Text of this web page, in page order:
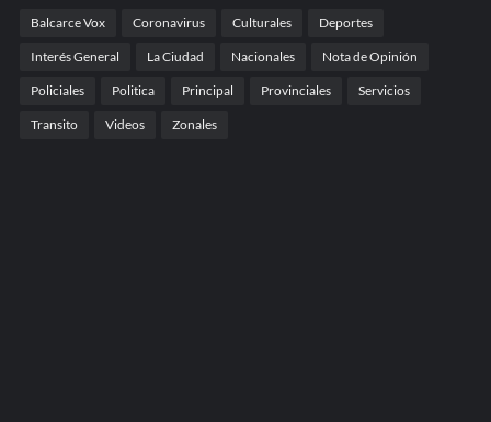
Balcarce Vox Coronavirus Culturales Deportes
Interés General La Ciudad Nacionales Nota de Opinión
Policiales Politica Principal Provinciales Servicios
Transito Videos Zonales